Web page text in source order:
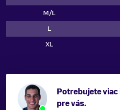
M/L
L
XL
Potrebujete
pre vás.